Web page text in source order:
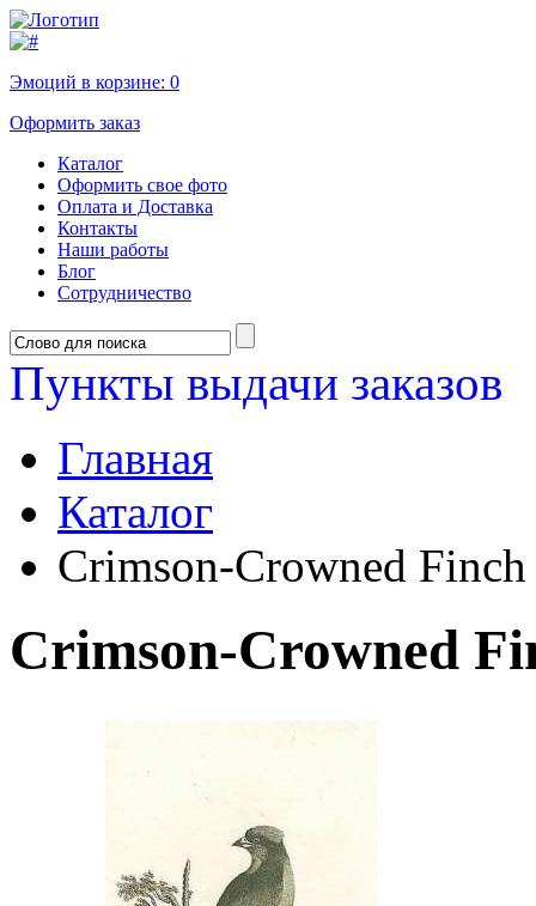
Эмоций в корзине: 0
Оформить заказ
Каталог
Оформить свое фото
Оплата и Доставка
Контакты
Наши работы
Блог
Сотрудничество
Пункты выдачи заказов
Главная
Каталог
Crimson-Crowned Finch
Crimson-Crowned